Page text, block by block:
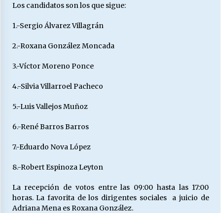
18/04/2026
Chile y sus segmentos de la riqueza
Los candidatos son los que sigue:
1.-Sergio Álvarez Villagrán
2.-Roxana González Moncada
3.-Víctor Moreno Ponce
4.-Silvia Villarroel Pacheco
5.-Luis Vallejos Muñoz
6.-René Barros Barros
7.-Eduardo Nova López
8.-Robert Espinoza Leyton
La recepción de votos entre las 09:00 hasta las 17:00
horas. La favorita de los dirigentes sociales a juicio de
Adriana Mena es Roxana González.